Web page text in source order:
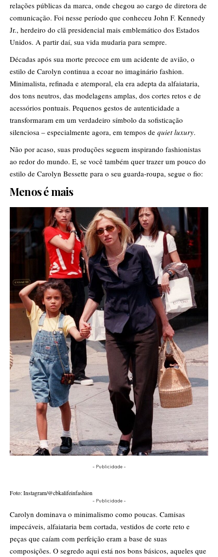
relações públicas da marca, onde chegou ao cargo de diretora de
comunicação. Foi nesse período que conheceu John F. Kennedy
Jr., herdeiro do clã presidencial mais emblemático dos Estados
Unidos. A partir daí, sua vida mudaria para sempre.
Décadas após sua morte precoce em um acidente de avião, o
estilo de Carolyn continua a ecoar no imaginário fashion.
Minimalista, refinada e atemporal, ela era adepta da alfaiataria,
dos tons neutros, das modelagens amplas, dos cortes retos e de
acessórios pontuais. Pequenos gestos de autenticidade a
transformaram em um verdadeiro símbolo da sofisticação
silenciosa – especialmente agora, em tempos de quiet luxury.
Não por acaso, suas produções seguem inspirando fashionistas
ao redor do mundo. E, se você também quer trazer um pouco do
estilo de Carolyn Bessette para o seu guarda-roupa, segue o fio:
Menos é mais
- Publicidade -
Foto: Instagram/@cbkalifeinfashion
- Publicidade -
Carolyn dominava o minimalismo como poucas. Camisas
impecáveis, alfaiataria bem cortada, vestidos de corte reto e
peças que caíam com perfeição eram a base de suas
composições. O segredo aqui está nos bons básicos, aqueles que